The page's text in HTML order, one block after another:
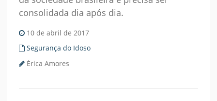
consolidada dia após dia.
10 de abril de 2017
Segurança do Idoso
Érica Amores